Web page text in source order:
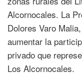
Alcornocales. La
Dolores Varo
aumentar la
privado que
Los Alcornocales.